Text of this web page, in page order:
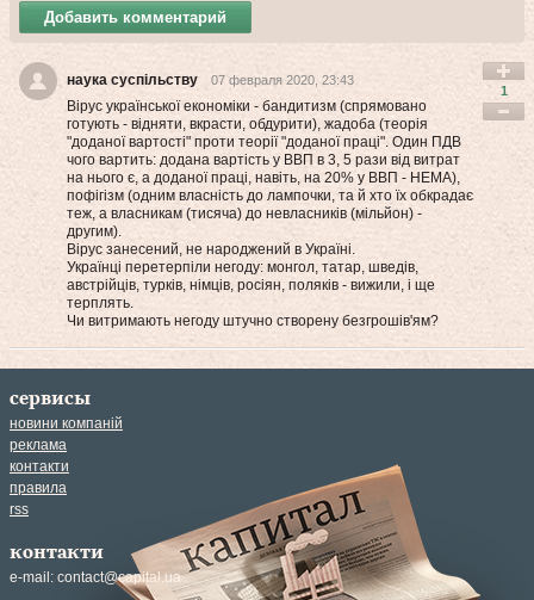
Добавить комментарий
наука суспільству 07 февраля 2020, 23:43
Вірус української економіки - бандитизм (спрямовано
готують - відняти, вкрасти, обдурити), жадоба (теорія
"доданої вартості" проти теорії "доданої праці". Один ПДВ
чого вартить: додана вартість у ВВП в 3, 5 рази від витрат
на нього є, а доданої праці, навіть, на 20% у ВВП - НЕМА),
пофігізм (одним власність до лампочки, та й хто їх обкрадає
теж, а власникам (тисяча) до невласників (мільйон) -
другим).
Вірус занесений, не народжений в Україні.
Українці перетерпіли негоду: монгол, татар, шведів,
австрійців, турків, німців, росіян, поляків - вижили, і ще
терплять.
Чи витримають негоду штучно створену безгрошів'ям?
1
сервисы
новини компаній
реклама
контакти
правила
rss
контакти
e-mail: contact@capital.ua